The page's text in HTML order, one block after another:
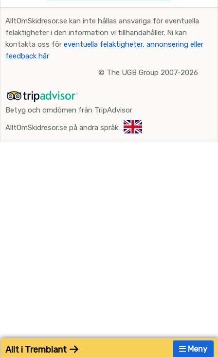
Meny
Allt i Tremblant
AlltOmSkidresor.se kan inte hållas ansvariga för eventuella
felaktigheter i den information vi tillhandahåller. Ni kan
kontakta oss för eventuella felaktigheter, annonsering eller
feedback här
© The UGB Group 2007-2026
Betyg och omdömen från TripAdvisor
AlltOmSkidresor.se på andra språk: